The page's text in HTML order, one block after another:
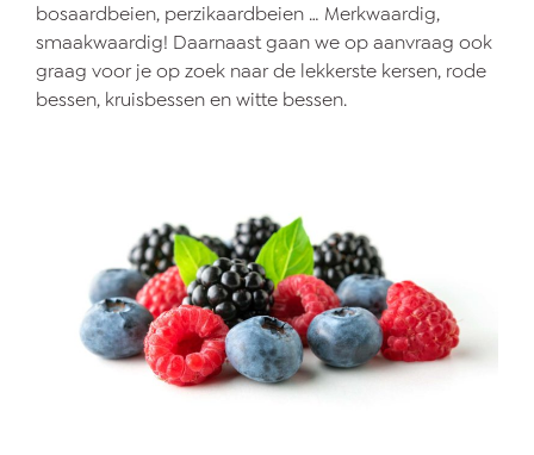
bosaardbeien, perzikaardbeien … Merkwaardig,
smaakwaardig! Daarnaast gaan we op aanvraag ook
graag voor je op zoek naar de lekkerste kersen, rode
bessen, kruisbessen en witte bessen.